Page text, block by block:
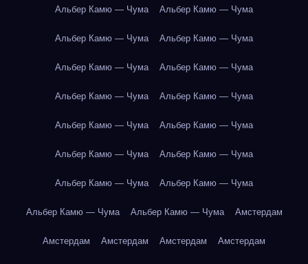
Альбер Камю — Чума Альбер Камю — Чума
Альбер Камю — Чума Альбер Камю — Чума
Альбер Камю — Чума Альбер Камю — Чума
Альбер Камю — Чума Альбер Камю — Чума
Альбер Камю — Чума Альбер Камю — Чума
Альбер Камю — Чума Альбер Камю — Чума
Альбер Камю — Чума Альбер Камю — Чума
Альбер Камю — Чума Альбер Камю — Чума Амстердам
Амстердам Амстердам Амстердам Амстердам